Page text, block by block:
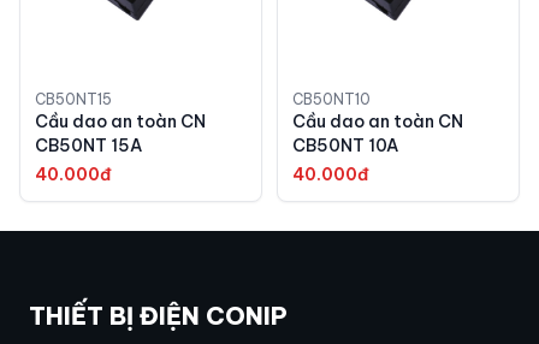
CB50NT15
Cầu dao an toàn CN
CB50NT 15A
40.000đ
CB50NT10
Cầu dao an toàn CN
CB50NT 10A
40.000đ
THIẾT BỊ ĐIỆN CONIP